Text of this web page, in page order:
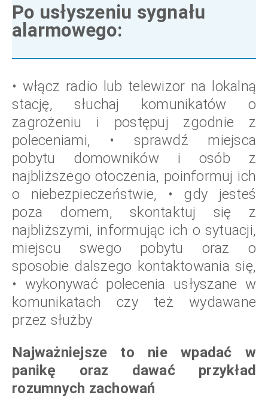
Po usłyszeniu sygnału
alarmowego:
• włącz radio lub telewizor na lokalną
stację, słuchaj komunikatów o
zagrożeniu i postępuj zgodnie z
poleceniami, • sprawdź miejsca
pobytu domowników i osób z
najbliższego otoczenia, poinformuj ich
o niebezpieczeństwie, • gdy jesteś
poza domem, skontaktuj się z
najbliższymi, informując ich o sytuacji,
miejscu swego pobytu oraz o
sposobie dalszego kontaktowania się,
• wykonywać polecenia usłyszane w
komunikatach czy też wydawane
przez służby
Najważniejsze to nie wpadać w
panikę oraz dawać przykład
rozumnych zachowań